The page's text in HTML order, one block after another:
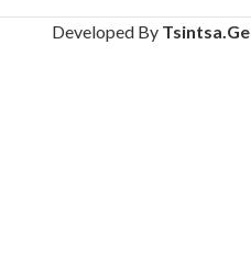
Developed By Tsintsa.Ge